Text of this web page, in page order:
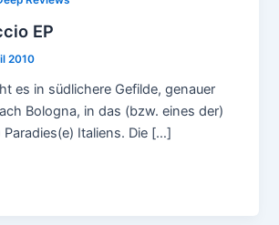
EP
2010
es in südlichere Gefilde, genauer
Bologna, in das (bzw. eines der)
Paradies(e) Italiens. Die […]